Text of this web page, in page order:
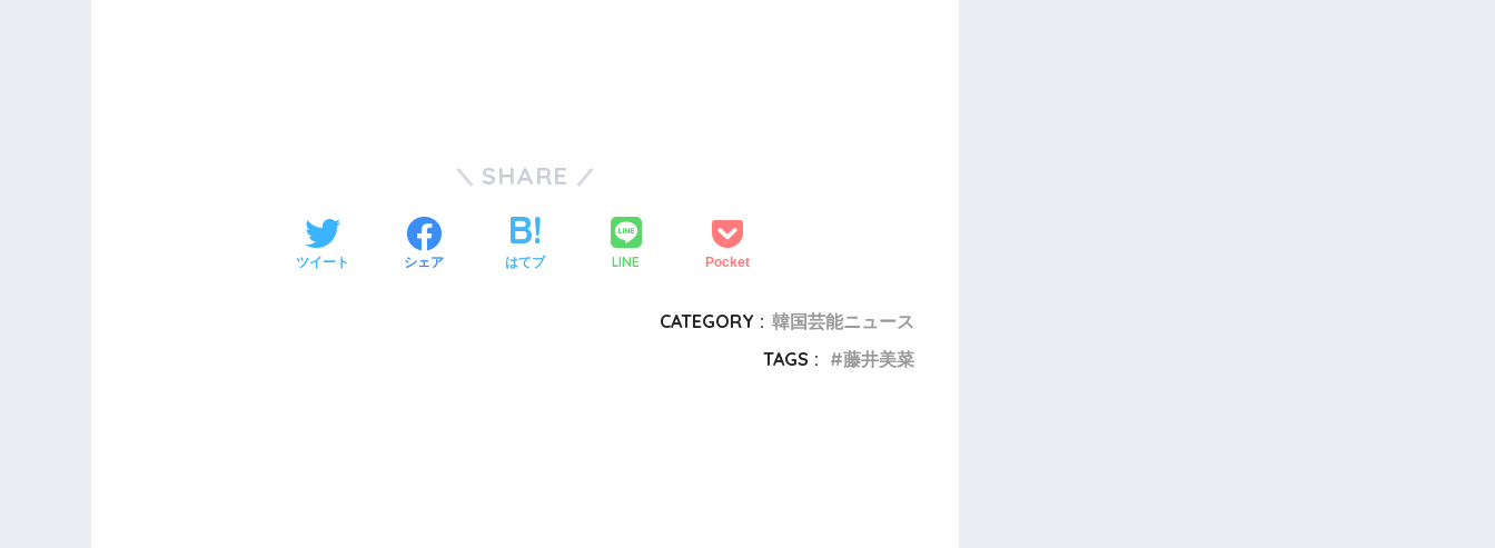
SHARE
ツイート シェア はてブ LINE Pocket
CATEGORY : 韓国芸能ニュース
TAGS :
藤井美菜